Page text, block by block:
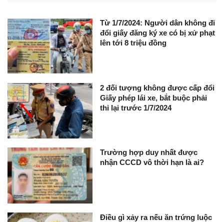
Từ 1/7/2024: Người dân không đi
đổi giấy đăng ký xe có bị xử phạt
lên tới 8 triệu đồng
2 đối tượng không được cấp đổi
Giấy phép lái xe, bắt buộc phải
thi lại trước 1/7/2024
Trường hợp duy nhất được
nhận CCCD vô thời hạn là ai?
Điều gì xảy ra nếu ăn trứng luộc